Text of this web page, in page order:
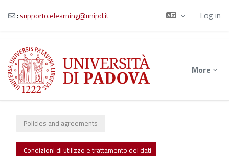
Skip to main content
: supporto.elearning@unipd.it Log in
More
Policies and agreements
Condizioni di utilizzo e trattamento dei dati